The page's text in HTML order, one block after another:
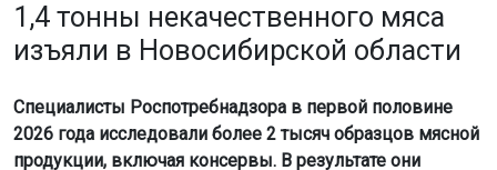
1,4 тонны некачественного мяса
изъяли в Новосибирской области
Специалисты Роспотребнадзора в первой половине
2026 года исследовали более 2 тысяч образцов мясной
продукции, включая консервы. В результате они